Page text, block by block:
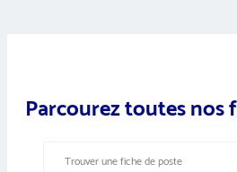
Parcourez toutes nos